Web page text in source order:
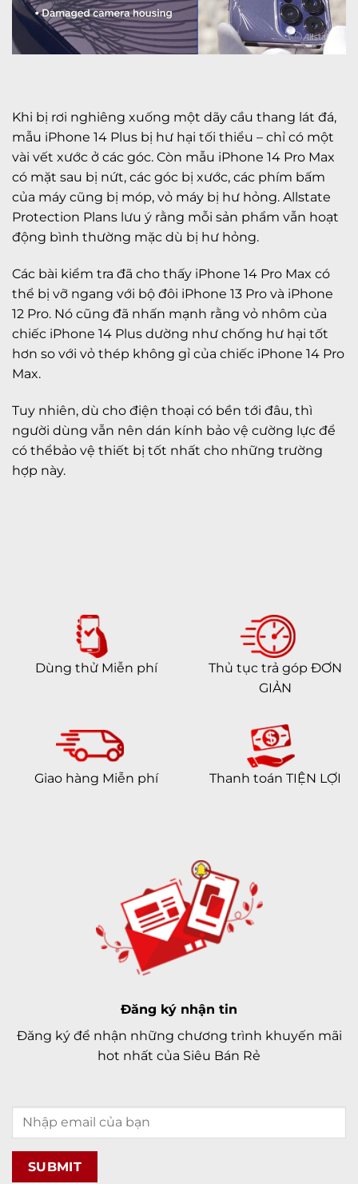
Khi bị rơi nghiêng xuống một dãy cầu thang lát đá,
mẫu iPhone 14 Plus bị hư hại tối thiểu – chỉ có một
vài vết xước ở các góc. Còn mẫu iPhone 14 Pro Max
có mặt sau bị nứt, các góc bị xước, các phím bấm
của máy cũng bị móp, vỏ máy bị hư hỏng. Allstate
Protection Plans lưu ý rằng mỗi sản phẩm vẫn hoạt
động bình thường mặc dù bị hư hỏng.
Các bài kiểm tra đã cho thấy iPhone 14 Pro Max có
thể bị vỡ ngang với bộ đôi iPhone 13 Pro và iPhone
12 Pro. Nó cũng đã nhấn mạnh rằng vỏ nhôm của
chiếc iPhone 14 Plus dường như chống hư hại tốt
hơn so với vỏ thép không gỉ của chiếc iPhone 14 Pro
Max.
Tuy nhiên, dù cho điện thoại có bền tới đâu, thì
người dùng vẫn nên dán kính bảo vệ cường lực để
có thểbảo vệ thiết bị tốt nhất cho những trường
hợp này.
Dùng thử Miễn phí
Thủ tục trả góp ĐƠN
GIẢN
Giao hàng Miễn phí Thanh toán TIỆN LỢI
Đăng ký nhận tin
Đăng ký để nhận những chương trình khuyến mãi
hot nhất của Siêu Bán Rẻ